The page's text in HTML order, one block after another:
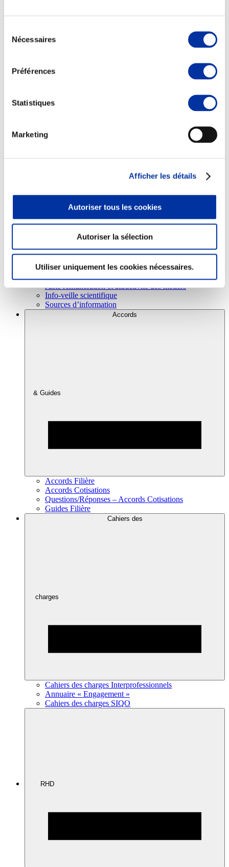
Nécessaires
Préférences
Statistiques
Marketing
Afficher les détails
Autoriser tous les cookies
Autoriser la sélection
Utiliser uniquement les cookies nécessaires.
Sécurité sanitaire
Viandes et santé
Juste rémunération et attractivité des métiers
Info-veille scientifique
Sources d’information
Accords
& Guides
Accords Filière
Accords Cotisations
Questions/Réponses – Accords Cotisations
Guides Filière
Cahiers des
charges
Cahiers des charges Interprofessionnels
Annuaire « Engagement »
Cahiers des charges SIQO
RHD